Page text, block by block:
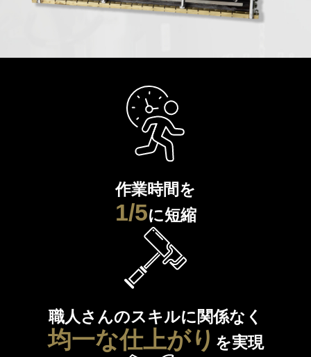
作業時間を
1/5に短縮
職人さんのスキルに関係なく
均一な仕上がり を実現